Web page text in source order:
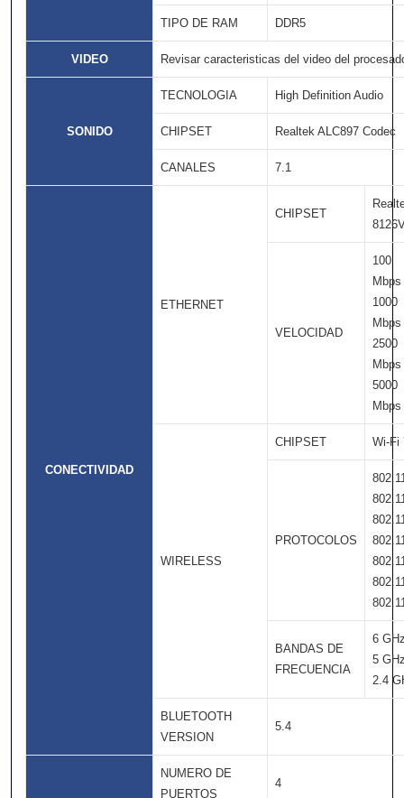
TIPO DE RAM DDR5
VIDEO Revisar caracteristicas del video del
SONIDO
TECNOLOGIA High Definition Audio
CHIPSET Realtek ALC897 Codec
CANALES 7.1
CONECTIVIDAD
ETHERNET
CHIPSET
VELOCIDAD
100
Mbps
1000
Mbps
2500
Mbps
5000
Mbps
WIRELESS
CHIPSET Wi-Fi
PROTOCOLOS
BANDAS DE
FRECUENCIA
6
5
2.4
BLUETOOTH
VERSION
5.4
NUMERO DE
PUERTOS
4